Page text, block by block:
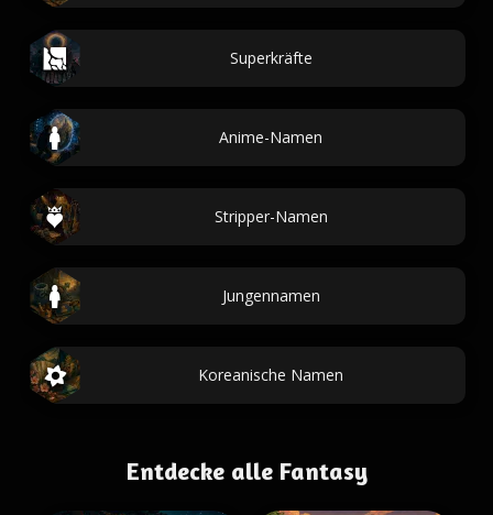
Superkräfte
Anime-Namen
Stripper-Namen
Jungennamen
Koreanische Namen
Entdecke alle Fantasy